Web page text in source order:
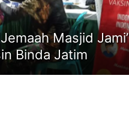
Masjid Jami’
Binda Jatim